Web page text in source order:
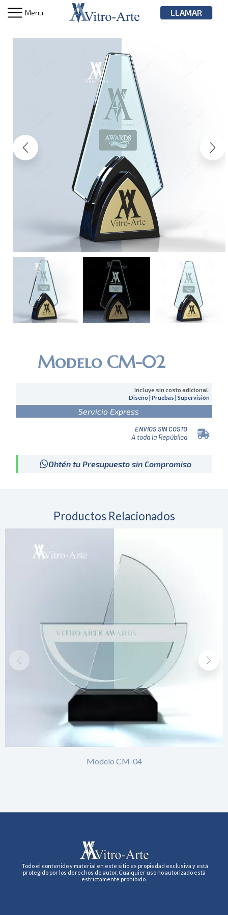
Menu LLAMAR
Modelo CM-02
Incluye sin costo adicional:
Diseño | Pruebas | Supervisión
Servicio Express
ENVIOS SIN COSTO
A toda la República
Obtén tu Presupuesto sin Compromiso
Productos Relacionados
Modelo CM-04
Todo el contenido y material en este sitio es propiedad exclusiva y está
protegido por los derechos de autor. Cualquier uso no autorizado está
estrictamente prohibido.